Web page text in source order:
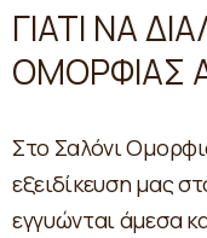
ΓΙΑΤΙ ΝΑ
ΟΜΟΡΦΙΑΣ
Στο Σαλόνι
εξειδίκευση μας
εγγυώνται άμεσα